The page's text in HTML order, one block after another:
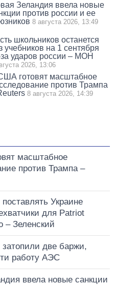
Зеландия ввела новые
против россии и ее
8 августа 2026, 13:49
школьников останется
учебников на 1 сентября
за ударов россии – МОН
2026, 13:06
готовят масштабное
против Трампа
8 августа 2026, 14:39
масштабное
против Трампа –
Украине
для Patriot
– Зеленский
две баржи,
работу АЭС
ввела новые санкции